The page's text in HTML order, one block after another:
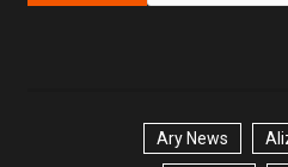
Ary News